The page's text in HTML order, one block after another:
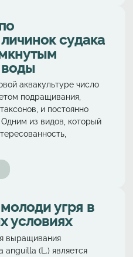
судака
аквакультуре число
подращивания,
и постоянно
из видов, который
угря в
условиях
выращивания
anguilla (L.) является